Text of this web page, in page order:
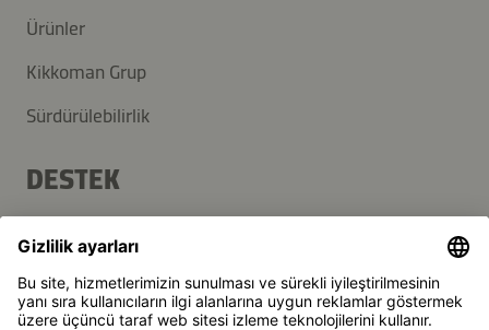
Ürünler
Kikkoman Grup
Sürdürülebilirlik
DESTEK
İletişim
Haber Bülteni